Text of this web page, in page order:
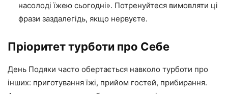
насолоді їжею сьогодні». Потренуйтеся вимовляти ці
фрази заздалегідь, якщо нервуєте.
Пріоритет турботи про Себе
День Подяки часто обертається навколо турботи про
інших: приготування їжі, прийом гостей, прибирання.